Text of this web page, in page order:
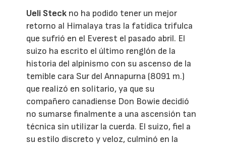
Ueli Steck no ha podido tener un mejor
retorno al Himalaya tras la fatídica trifulca
que sufrió en el Everest el pasado abril. El
suizo ha escrito el último renglón de la
historia del alpinismo con su ascenso de la
temible cara Sur del Annapurna (8091 m.)
que realizó en solitario, ya que su
compañero canadiense Don Bowie decidió
no sumarse finalmente a una ascensión tan
técnica sin utilizar la cuerda. El suizo, fiel a
su estilo discreto y veloz, culminó en la